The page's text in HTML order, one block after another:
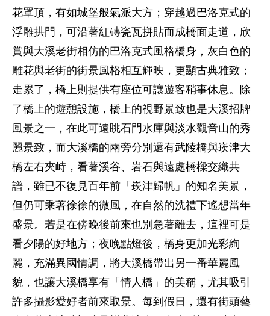
花罩頂，有如城堡般氣派大方；穿越過巴洛克式的
浮雕拱門，可沿著紅磚瓷瓦拼貼而成橋面走道，欣
賞與大溪老街相仿的巴洛克式風格橋身，灰白色的
雕花與老街的街景風格相互輝映，更顯古典雅致；
走累了，橋上則提供有座位可讓遊客稍事休息。除
了橋上的遊憩設施，橋上的視野景致也是大溪招牌
風景之一，在此可遠眺石門水庫與淡水觀音山的秀
麗景致，而大溪橋的兩旁分別還有武陵橋與崁津大
橋左右夾峙，看著溪谷、岩石與遠處橋樑交織共
譜，雖已不復見百年前「崁津歸帆」的知名美景，
但仍可乘著徐徐的微風，在自然的洗禮下遙想當年
盛景。若是在傍晚後前來也別急著離去，這裡可是
看夕陽的好地方；夜晚點燈後，橋身更加光彩絢
麗，充滿異國情調，將大溪橋帶出另一番華麗風
貌，也讓大溪橋享有「情人橋」的美稱，尤其吸引
許多攝影愛好者前來取景。每到假日，還有街頭藝